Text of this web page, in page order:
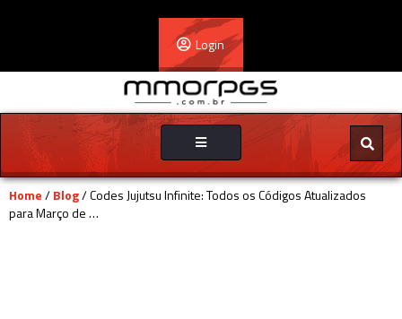
Login
Toggle
navigation
Home/Blog/ Codes Jujutsu Infinite: Todos os Códigos Atualizados
para Março de …